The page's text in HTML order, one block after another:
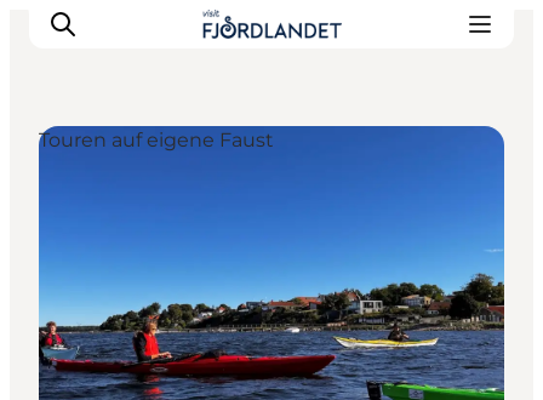
Reiseführer & Inspiration
Unterkünfte
Erlebnisse
Touren auf eigene Faust